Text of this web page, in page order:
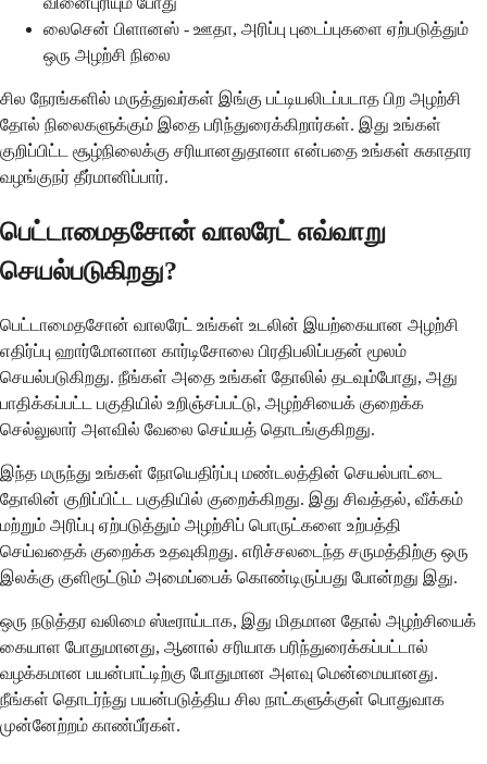
லைசென் பிளானஸ் - ஊதா, அரிப்பு புடைப்புகளை ஏற்படுத்தும்
ஒரு அழற்சி நிலை
சில நேரங்களில் மருத்துவர்கள் இங்கு பட்டியலிடப்படாத பிற அழற்சி
தோல் நிலைகளுக்கும் இதை பரிந்துரைக்கிறார்கள். இது உங்கள்
குறிப்பிட்ட சூழ்நிலைக்கு சரியானதுதானா என்பதை உங்கள் சுகாதார
வழங்குநர் தீர்மானிப்பார்.
பெட்டாமைதசோன் வாலரேட் எவ்வாறு
செயல்படுகிறது?
பெட்டாமைதசோன் வாலரேட் உங்கள் உடலின் இயற்கையான அழற்சி
எதிர்ப்பு ஹார்மோனான கார்டிசோலை பிரதிபலிப்பதன் மூலம்
செயல்படுகிறது. நீங்கள் அதை உங்கள் தோலில் தடவும்போது, ​​அது
பாதிக்கப்பட்ட பகுதியில் உறிஞ்சப்பட்டு, அழற்சியைக் குறைக்க
செல்லுலார் அளவில் வேலை செய்யத் தொடங்குகிறது.
இந்த மருந்து உங்கள் நோயெதிர்ப்பு மண்டலத்தின் செயல்பாட்டை
தோலின் குறிப்பிட்ட பகுதியில் குறைக்கிறது. இது சிவத்தல், வீக்கம்
மற்றும் அரிப்பு ஏற்படுத்தும் அழற்சிப் பொருட்களை உற்பத்தி
செய்வதைக் குறைக்க உதவுகிறது. எரிச்சலடைந்த சருமத்திற்கு ஒரு
இலக்கு குளிரூட்டும் அமைப்பைக் கொண்டிருப்பது போன்றது இது.
ஒரு நடுத்தர வலிமை ஸ்டீராய்டாக, இது மிதமான தோல் அழற்சியைக்
கையாள போதுமானது, ஆனால் சரியாக பரிந்துரைக்கப்பட்டால்
வழக்கமான பயன்பாட்டிற்கு போதுமான அளவு மென்மையானது.
நீங்கள் தொடர்ந்து பயன்படுத்திய சில நாட்களுக்குள் பொதுவாக
முன்னேற்றம் காண்பீர்கள்.